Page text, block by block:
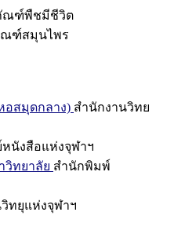
ณฑ์พืชมีชีวิต
ฑ์สมุนไพร
อสมุดกลาง) สำนักงานวิทย
นังสือแห่งจุฬาฯ
ทยาลัย สำนักพิมพ์
ทยุแห่งจุฬาฯ